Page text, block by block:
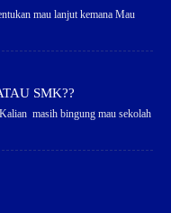
mau lanjut kemana Mau
SMK??
masih bingung mau sekolah